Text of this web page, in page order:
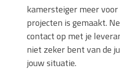
kamersteiger meer
projecten is gemaakt.
contact op met je
niet zeker bent van de
jouw situatie.